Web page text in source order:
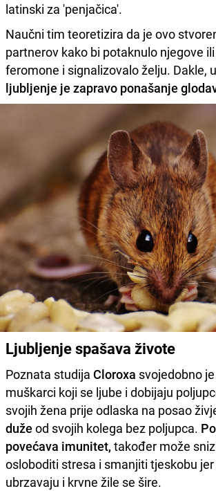
latinski za 'penjačica'.
Naučni tim teoretizira da je ovo
partnerov kako bi potaknulo njegove
feromone i signalizovalo želju. Dakle,
ljubljenje je zapravo ponašanje
Ljubljenje spašava živote
Poznata studija Cloroxa svojedobno
muškarci koji se ljube i dobijaju
svojih žena prije odlaska na posao
duže od svojih kolega bez poljupca.
povećava imunitet, također može
osloboditi stresa i smanjiti tjeskobu
ubrzavaju i krvne žile se šire.